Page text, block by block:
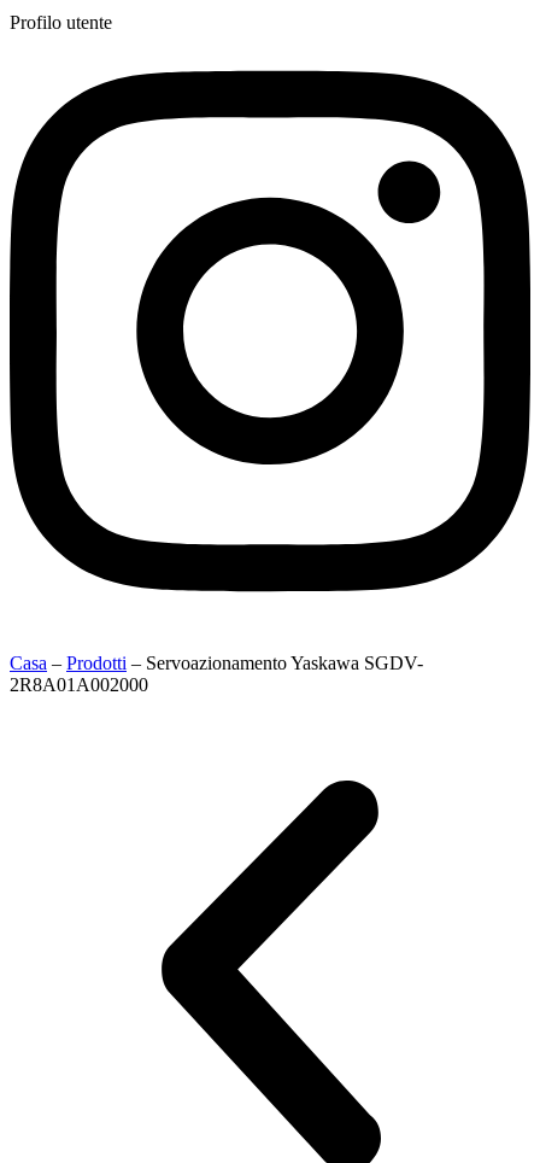
Profilo utente
Casa – Prodotti – Servoazionamento Yaskawa SGDV-
2R8A01A002000